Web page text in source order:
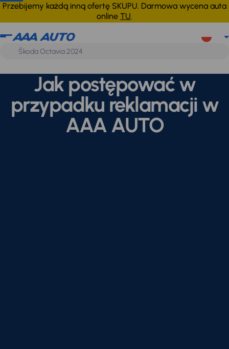
Przebijemy każdą inną ofertę SKUPU. Darmowa wycena auta
online TU.
Jak postępować w
przypadku reklamacji w
AAA AUTO